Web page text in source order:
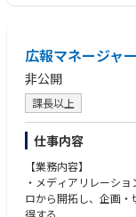
担う
【期待するアウトプッ
・経営陣・取締役会
体制の確立
・監査法人・外部取締
体制の構築と維持
・コンプライアンス
組織文化の醸成と、
実現
・スタートアップ・
・IPO準備実務（内部
■求める人物像
・揺るぎない独立性
れず、リスクの視点
・成長を殺さない守
リスクテイクを可能に
ルを事業の武器に変え
・仕組みで属人性を
のある制度・プロセ
広報マネージャー
非公開
課長以上
仕事内容
【業務内容】
・メディアリレーシ
ロから開拓し、企画